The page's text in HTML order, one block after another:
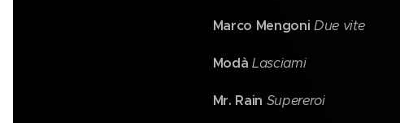
Marco Mengoni Due vite
Modà Lasciami
Mr. Rain Supereroi